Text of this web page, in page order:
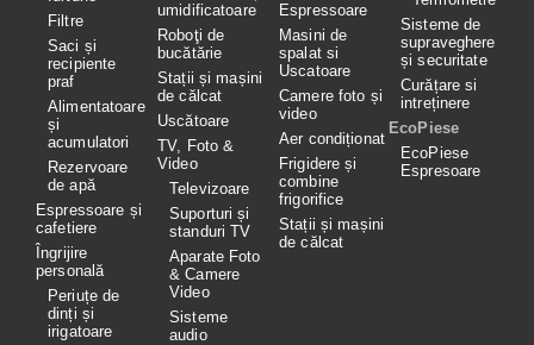
Filtre
Saci și
recipiente
praf
Alimentatoare
și
acumulatori
Rezervoare
de apă
Espressoare și
cafetiere
Îngrijire
personală
Periuțe de
dinți și
irigatoare
umidificatoare
Roboţi de
bucătărie
Stații și mașini
de călcat
Uscătoare
TV, Foto &
Video
Televizoare
Suporturi și
standuri TV
Aparate Foto
& Camere
Video
Sisteme
audio
Espressoare
Masini de
spalat si
Uscatoare
Camere foto și
video
Aer condiționat
Frigidere și
combine
frigorifice
Stații și mașini
de călcat
Sisteme de
supraveghere
și securitate
Curățare si
intreținere
EcoPiese
EcoPiese
Espresoare